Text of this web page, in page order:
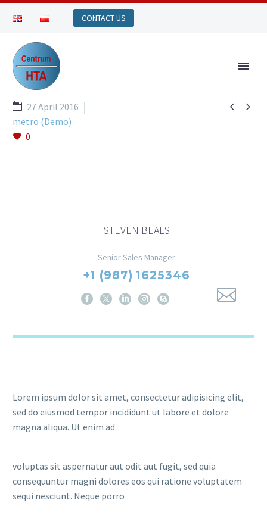
 
27 April 2016
metro (Demo)
0
STEVEN BEALS
Senior Sales Manager
+1 (987) 1625346
Lorem ipsum dolor sit amet, consectetur adipisicing elit,
sed do eiusmod tempor incididunt ut labore et dolore
magna aliqua. Ut enim ad
voluptas sit aspernatur aut odit aut fugit, sed quia
consequuntur magni dolores eos qui ratione voluptatem
sequi nesciunt. Neque porro